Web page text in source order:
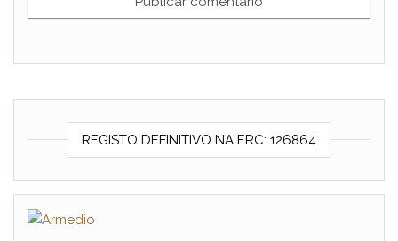
REGISTO DEFINITIVO NA ERC: 126864